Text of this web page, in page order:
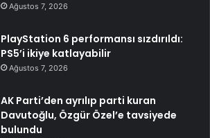
Ağustos 7, 2026
PlayStation 6 performansı sızdırıldı:
PS5’i ikiye katlayabilir
Ağustos 7, 2026
AK Parti’den ayrılıp parti kuran
Davutoğlu, Özgür Özel’e tavsiyede
bulundu